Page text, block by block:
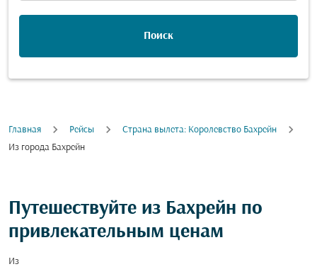
Поиск
Главная Рейсы
Страна вылета: Королевство Бахрейн
Из города Бахрейн
Путешествуйте из Бахрейн по
привлекательным ценам
Из